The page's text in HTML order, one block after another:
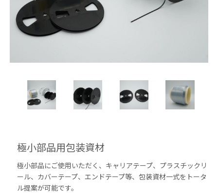
極小部品用包装資材
極小部品にご使用いただく、キャリアテープ、プラスチックリ
ール、カバーテープ、エンドテープ等、包装資材一式をトータ
ル提案が可能です。